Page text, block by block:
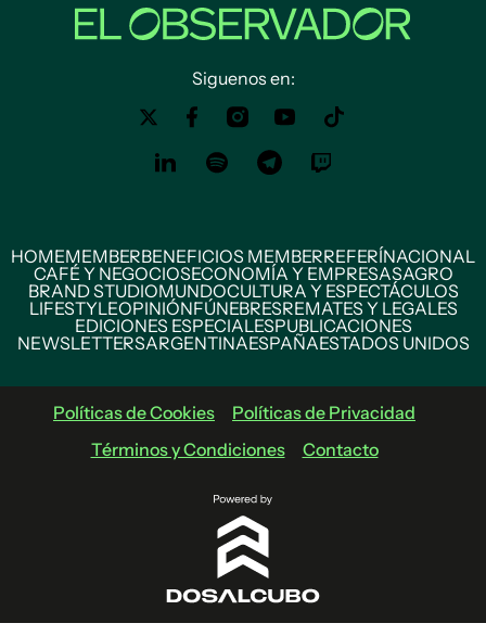
Siguenos en:
HOMEMEMBERBENEFICIOS MEMBERREFERÍNACIONAL
CAFÉ Y NEGOCIOSECONOMÍA Y EMPRESASAGRO
BRAND STUDIOMUNDOCULTURA Y ESPECTÁCULOS
LIFESTYLEOPINIÓNFÚNEBRESREMATES Y LEGALES
EDICIONES ESPECIALESPUBLICACIONES
NEWSLETTERSARGENTINAESPAÑAESTADOS UNIDOS
Políticas de Cookies
Políticas de Privacidad
Términos y Condiciones
Contacto